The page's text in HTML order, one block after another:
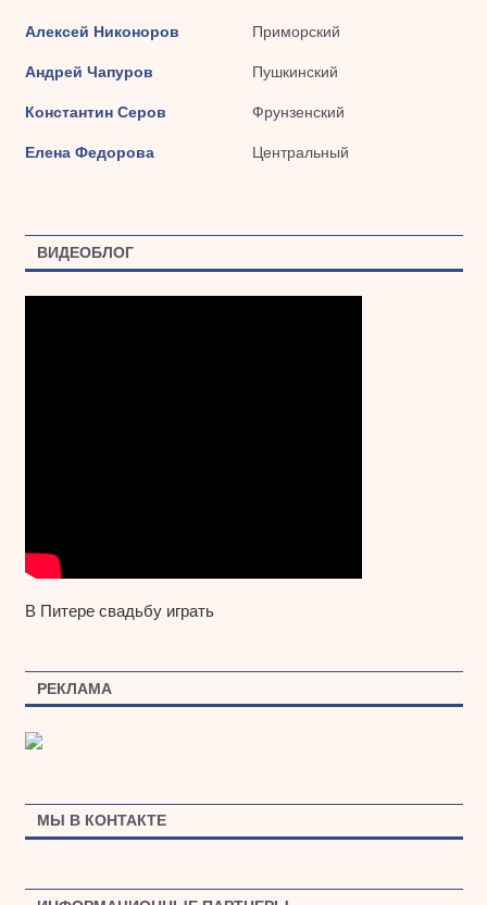
Алексей Никоноров Приморский
Андрей Чапуров Пушкинский
Константин Серов Фрунзенский
Елена Федорова Центральный
ВИДЕОБЛОГ
В Питере свадьбу играть
РЕКЛАМА
МЫ В КОНТАКТЕ